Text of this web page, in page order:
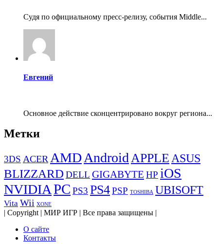
Судя по официальному пресс-релизу, события Middle...
Евгений
Основное действие сконцентрировано вокруг региона...
Метки
3DS ACER AMDAndroidAPPLEASUS
BLIZZARD DELL GIGABYTE HP iOS
NVIDIAPC PS3 PS4PSP TOSHIBA UBISOFT
Vita Wii XONE
| Copyright | МИР ИГР | Все права защищены |
О сайте
Контакты